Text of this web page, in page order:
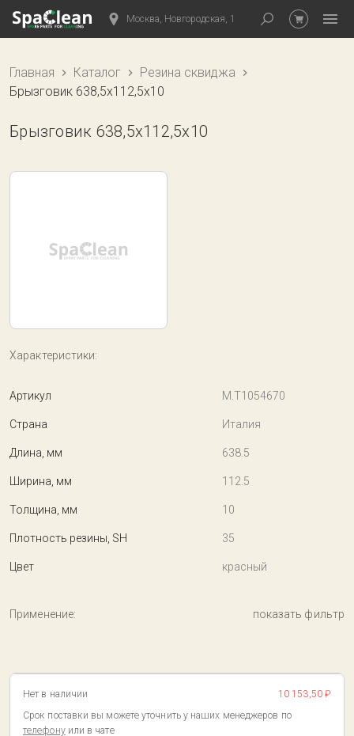
Москва, Новгородская, 1
Главная Каталог
Резина сквиджа
Брызговик 638,5х112,5х10
Брызговик 638,5х112,5х10
Характеристики:
Артикул M.T1054670
Страна Италия
Длина, мм 638.5
Ширина, мм 112.5
Толщина, мм 10
Плотность резины, SH 35
Цвет красный
Применение: показать фильтр
Нет в наличии
10 153,50 ₽
Срок поставки вы можете уточнить у наших менеджеров по
телефону или в чате